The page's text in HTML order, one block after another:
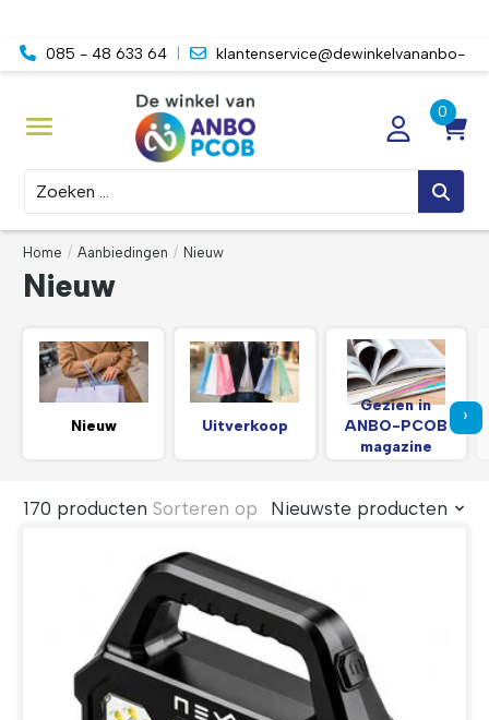
085 - 48 633 64
klantenservice@dewinkelvananbo-
Zoeken
Home / Aanbiedingen / Nieuw
Nieuw
Nieuw Uitverkoop
Gezien in
ANBO-PCOB
magazine
›
170 producten Sorteren op Nieuwste producten